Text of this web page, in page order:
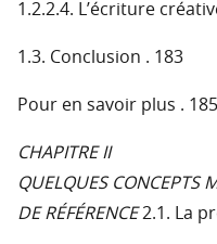
1.2.2.4. L’écriture
1.3. Conclusion . 183
Pour en savoir plus . 185
CHAPITRE II
QUELQUES CONCEPTS
DE RÉFÉRENCE2.1. La